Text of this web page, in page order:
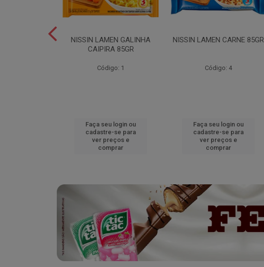
NISSIN LAMEN GALINHA
CAIPIRA 85GR
Código: 1
Faça seu login ou
cadastre-se para
ver preços e
comprar
NISSIN LAMEN CARNE 85GR
Código: 4
Faça seu login ou
cadastre-se para
ver preços e
comprar